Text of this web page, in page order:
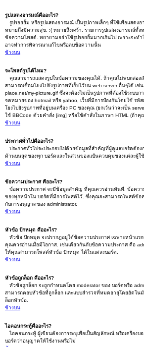
รูปแสดงอารมณ์คืออะไร?
รูปรอยยิ้ม หรือรูปแสดงอารมณ์ เป็นรูปภาพเล็กๆ ที่ใช้เพื่อแสดง
หมายถึงมีความสุข, :( หมายถึงเศร้า. รายการรูปแสดงอารมณ์ทั้
ข้อความโพสต์. พยายามอย่าใช้รูปรอยยิ้มมากเกินไป เพราะจะท
อาจทำการพิจารณาแก้ไขหรือลบข้อความนั้น
ข้างบน
จะโพสต์รูปได้ไหม?
คุณสามารถแสดงรูปในข้อความของคุณได้. ถ้าคุณไม่พบกล่อง
สามารถเชื่อมโยงไปยังรูปภาพที่เก็บไว้บน web server อื่นๆได้ เช่
place.net/my-picture.gif ซึ่งจะต้องไม่เป็นรูปภาพที่ต้องใช้ระบบ
จดหมายของ hotmail หรือ yahoo, เว็บที่มีการป้องกันโดยใช้ รหั
โยงไปยังรูปภาพที่อยู่บนเครื่อง PC ของคุณ (ยกเว้นว่าจะเป็น
ใช้ BBCode ด้วยคำสั่ง [img] หรือใช้คำสั่งในภาษา HTML (ถ้าคุ
ข้างบน
ประกาศทั่วไปคืออะไร?
ประกาศทั่วไปจะประกอบไปด้วยข้อมูลที่สำคัญที่ผู้ดูแลบอร์ดต้อ
ด้านบนสุดของทุก บอร์ดและในส่วนของแป้นควบคุมของแต่ละผู้ใ
ข้างบน
ข้อความประกาศ คืออะไร?
ข้อความประกาศ จะมีข้อมูลสำคัญ ที่คุณควรอ่านทันที. ข้อควา
ของทุกหน้าใน บอร์ดที่มีการโพสต์ไว้. ซึ่งคุณจะสามารถโพสต์ข้อ
กับการอนุญาตของ administrator.
ข้างบน
หัวข้อ ปักหมุด คืออะไร?
หัวข้อ ปักหมุด จะปรากฏอยู่ใต้ข้อความประกาศ เฉพาะหน้าแ
คุณควรอ่านเมื่อมีโอกาส. เช่นเดียวกันกับข้อความประกาศ คือ
ให้คุณสามารถโพสต์หัวข้อ ปักหมุด ได้ในแต่ละบอร์ด.
ข้างบน
หัวข้อถูกล็อก คืออะไร?
หัวข้อถูกล็อก จะถูกกำหนดโดย moderator ของ บอร์ดหรือ
สามารถตอบหัวข้อที่ถูกล็อก และแบบสำรวจที่หมดอายุโดยอัตโน
ล็อกหัวข้อ.
ข้างบน
ไอคอนกระทู้คืออะไร?
ไอคอนกระทู้ ผู้เขียนต้องการระบุเพื่อเป็นสัญลักษณ์ หรือเครื่อง
บอร์ดว่าอนุญาตให้ใช้งานหรือไม่